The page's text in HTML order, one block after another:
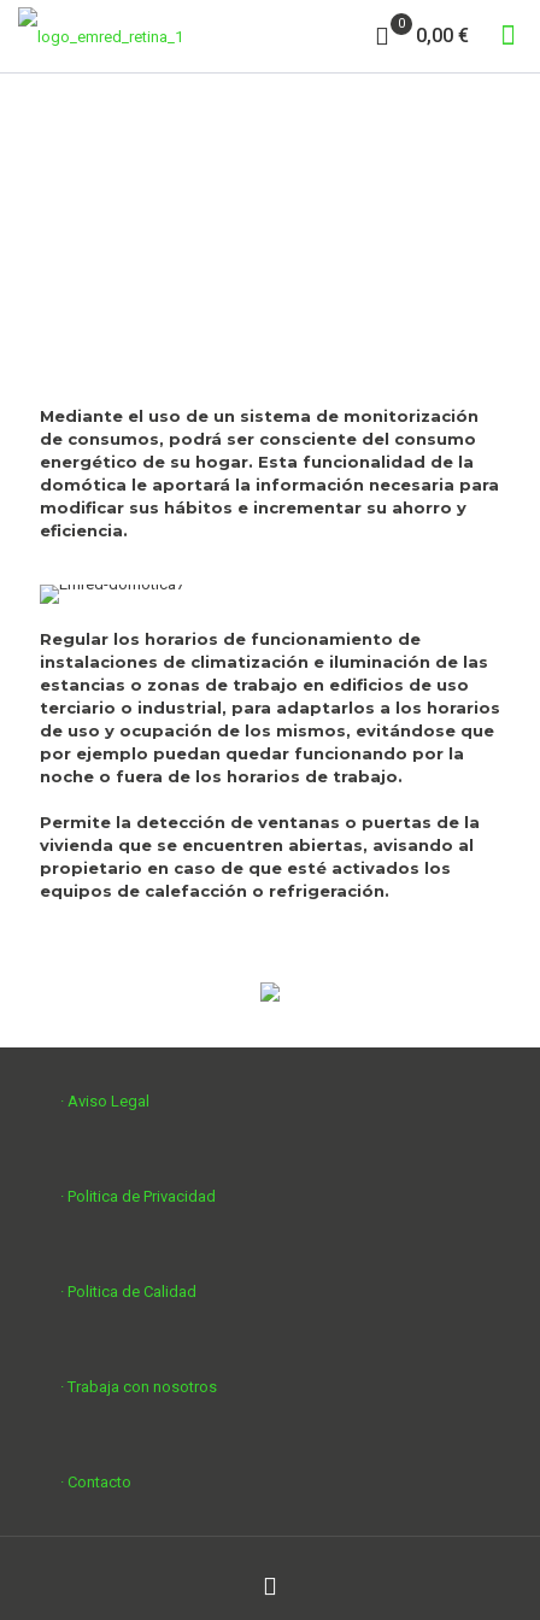
0
0,00 €
Mediante el uso de un sistema de monitorización
de consumos, podrá ser consciente del consumo
energético de su hogar. Esta funcionalidad de la
domótica le aportará la información necesaria para
modificar sus hábitos e incrementar su ahorro y
eficiencia.
Regular los horarios de funcionamiento de
instalaciones de climatización e iluminación de las
estancias o zonas de trabajo en edificios de uso
terciario o industrial, para adaptarlos a los horarios
de uso y ocupación de los mismos, evitándose que
por ejemplo puedan quedar funcionando por la
noche o fuera de los horarios de trabajo.
Permite la detección de ventanas o puertas de la
vivienda que se encuentren abiertas, avisando al
propietario en caso de que esté activados los
equipos de calefacción o refrigeración.
· Aviso Legal
· Politica de Privacidad
· Politica de Calidad
· Trabaja con nosotros
· Contacto